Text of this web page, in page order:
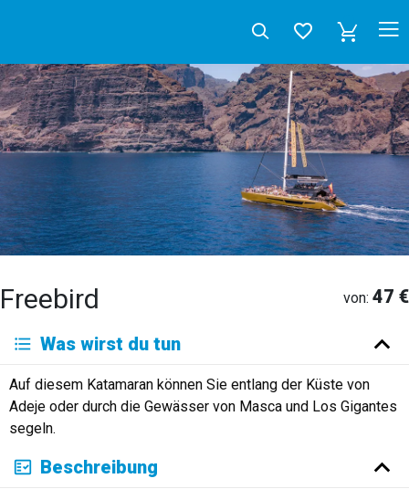
Freebird von: 47 €
Deutsch English
Français
Italiano
Neerlandés
Русский
Was wirst du tun
Auf diesem Katamaran können Sie entlang der Küste von
Adeje oder durch die Gewässer von Masca und Los Gigantes
segeln.
Beschreibung